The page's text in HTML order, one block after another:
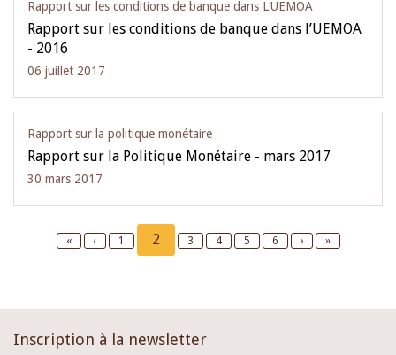
Rapport sur les conditions de banque dans L‘UEMOA
Rapport sur les conditions de banque dans l’UEMOA
- 2016
06 juillet 2017
Rapport sur la politique monétaire
Rapport sur la Politique Monétaire - mars 2017
30 mars 2017
First
«
Previous
‹ Page
1
Current
page
2 Page
3 Page
4 Page
5 Page
6
Next
›
Last
»
Inscription à la newsletter